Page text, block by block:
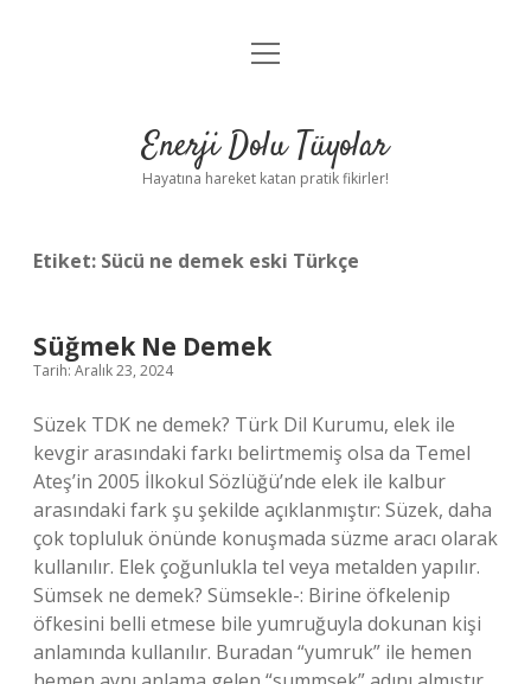
Anasayfa
Yasal Uyarı
menüyü
Enerji Dolu Tüyolar
Hayatına hareket katan pratik fikirler!
Etiket: Sücü ne demek eski Türkçe
Süğmek Ne Demek
Tarih: Aralık 23, 2024
Süzek TDK ne demek? Türk Dil Kurumu, elek ile
kevgir arasındaki farkı belirtmemiş olsa da Temel
Ateş’in 2005 İlkokul Sözlüğü’nde elek ile kalbur
arasındaki fark şu şekilde açıklanmıştır: Süzek, daha
çok topluluk önünde konuşmada süzme aracı olarak
kullanılır. Elek çoğunlukla tel veya metalden yapılır.
Sümsek ne demek? Sümsekle-: Birine öfkelenip
öfkesini belli etmese bile yumruğuyla dokunan kişi
anlamında kullanılır. Buradan “yumruk” ile hemen